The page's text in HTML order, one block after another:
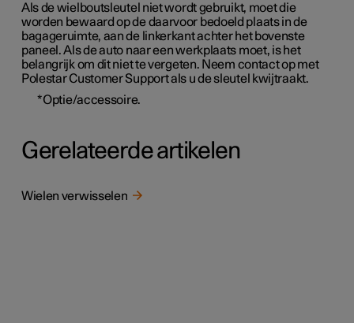
Als de wielboutsleutel niet wordt gebruikt, moet die
worden bewaard op de daarvoor bedoeld plaats in de
bagageruimte, aan de linkerkant achter het bovenste
paneel. Als de auto naar een werkplaats moet, is het
belangrijk om dit niet te vergeten. Neem contact op met
Polestar Customer Support als u de sleutel kwijtraakt.
*Optie/accessoire.
Gerelateerde artikelen
Wielen verwisselen